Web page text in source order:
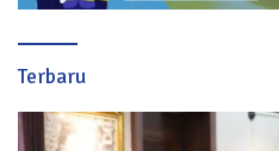
Terbaru